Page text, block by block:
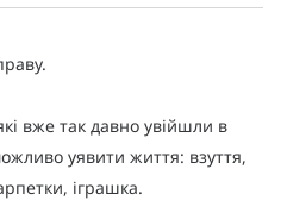
вже так давно увійшли в
уявити життя: взуття,
іграшка.